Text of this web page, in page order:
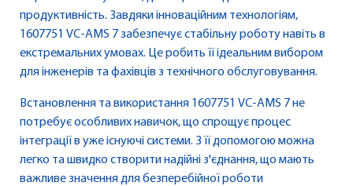
продуктивність. Завдяки інноваційним технологіям,
1607751 VC-AMS 7 забезпечує стабільну роботу навіть в
екстремальних умовах. Це робить її ідеальним вибором
для інженерів та фахівців з технічного обслуговування.
Встановлення та використання 1607751 VC-AMS 7 не
потребує особливих навичок, що спрощує процес
інтеграції в уже існуючі системи. З її допомогою можна
легко та швидко створити надійні з'єднання, що мають
важливе значення для безперебійної роботи